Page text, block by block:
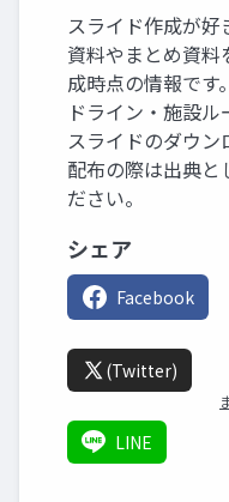
スライド作成が
資料やまとめ資料
成時点の情報です
ドライン・施設ル
スライドのダウン
配布の際は出典と
ださい。
シェア
Facebook
(Twitter)
LINE